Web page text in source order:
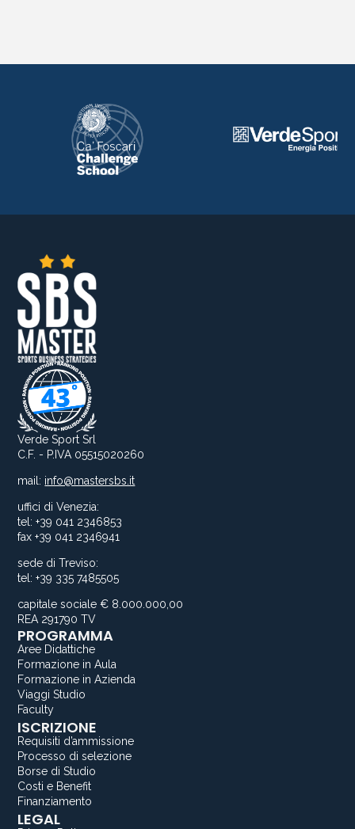
Verde Sport Srl
C.F. - P.IVA 05515020260
mail: info@mastersbs.it
uffici di Venezia:
tel: +39 041 2346853
fax +39 041 2346941
sede di Treviso:
tel: +39 335 7485505
capitale sociale € 8.000.000,00
REA 291790 TV
PROGRAMMA
Aree Didattiche
Formazione in Aula
Formazione in Azienda
Viaggi Studio
Faculty
ISCRIZIONE
Requisiti d’ammissione
Processo di selezione
Borse di Studio
Costi e Benefit
Finanziamento
LEGAL